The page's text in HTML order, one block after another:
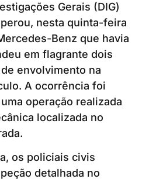
Gerais (DIG)
nesta quinta-feira
Benz que havia
em flagrante dois
envolvimento na
A ocorrência foi
operação realizada
localizada no
os policiais civis
detalhada no